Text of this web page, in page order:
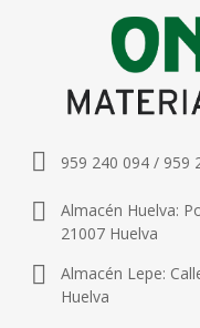
959 240 094 / 959
Almacén Huelva:
21007 Huelva
Almacén Lepe:
Huelva